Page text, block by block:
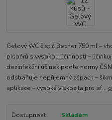
Gelový WC čistič Becher 750 ml –
pisoárů s vysokou účinností –
dezinfekční účinek podle normy
odstraňuje nepříjemný zápach –
aplikace – vysoká viskozita pro ef...
Dostupnost
Skladem